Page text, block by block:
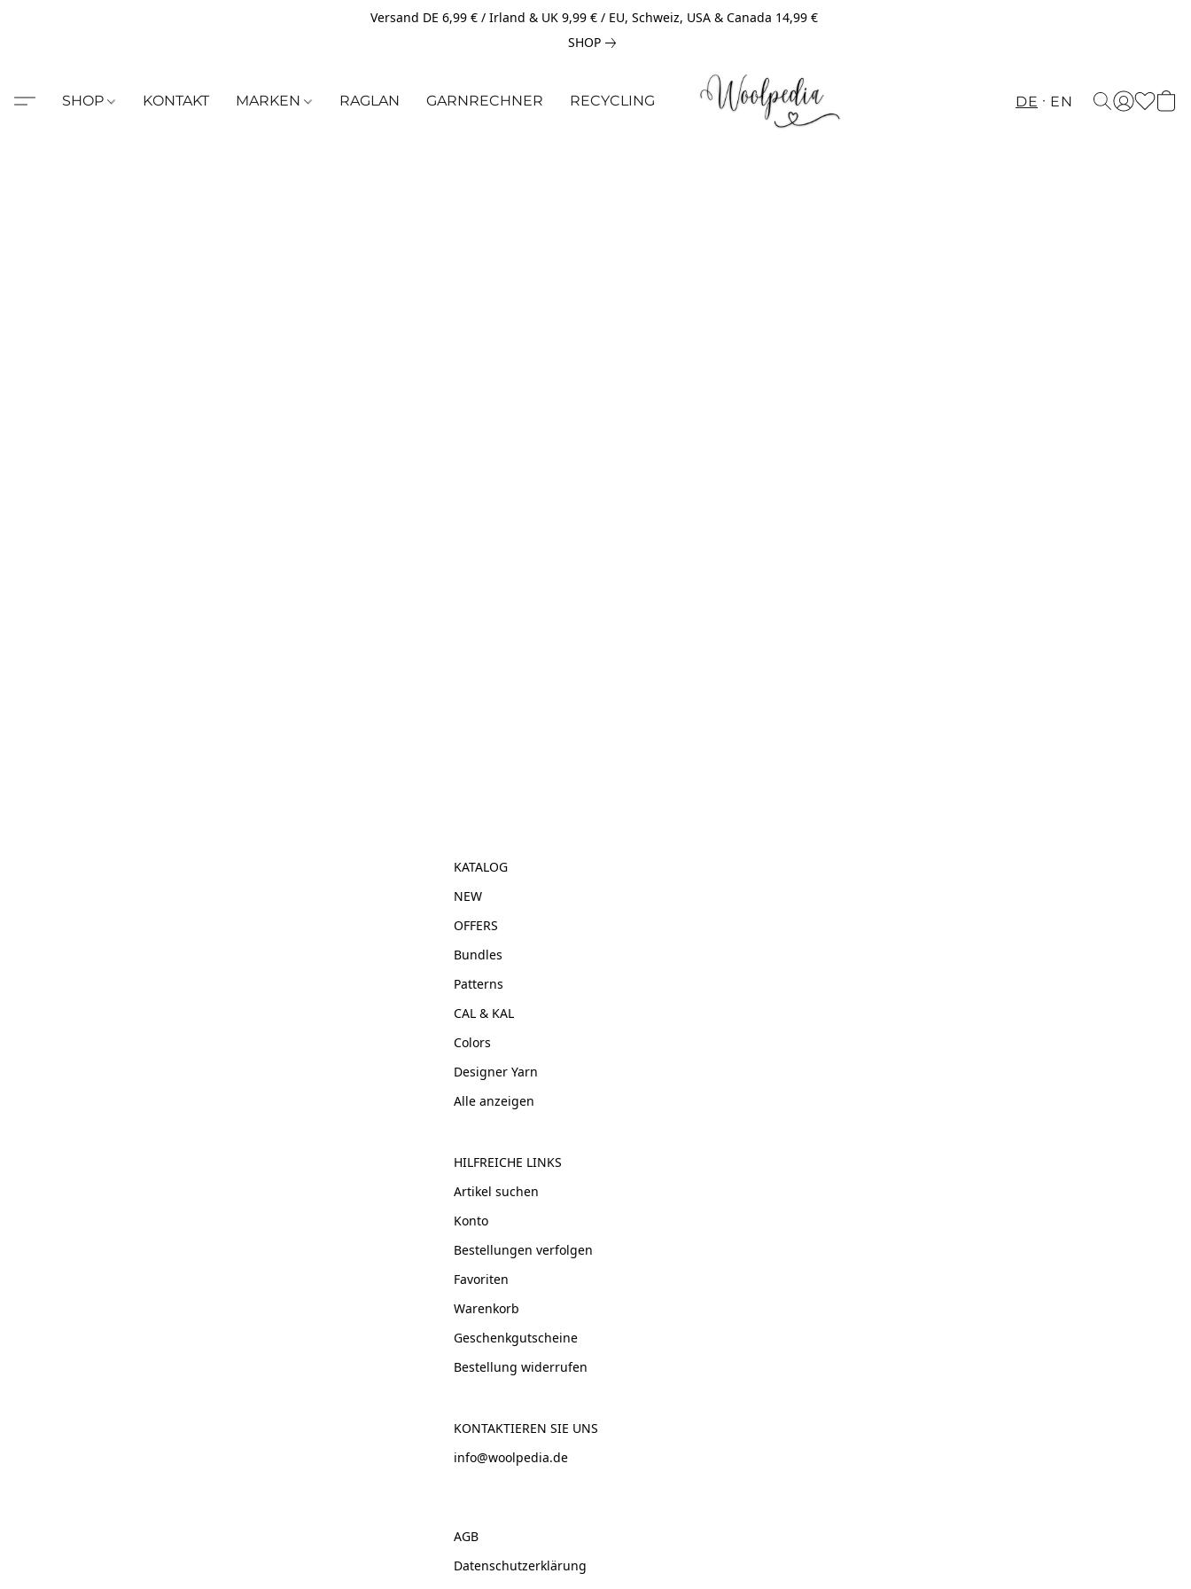
Versand DE 6,99 € / Irland & UK 9,99 € / EU, Schweiz, USA & Canada 14,99 €
SHOP
SHOP KONTAKT MARKEN RAGLAN GARNRECHNER RECYCLING DE EN
KATALOG
NEW
OFFERS
Bundles
Patterns
CAL & KAL
Colors
Designer Yarn
Alle anzeigen
HILFREICHE LINKS
Artikel suchen
Konto
Bestellungen verfolgen
Favoriten
Warenkorb
Geschenkgutscheine
Bestellung widerrufen
KONTAKTIEREN SIE UNS
info@woolpedia.de
AGB
Datenschutzerklärung